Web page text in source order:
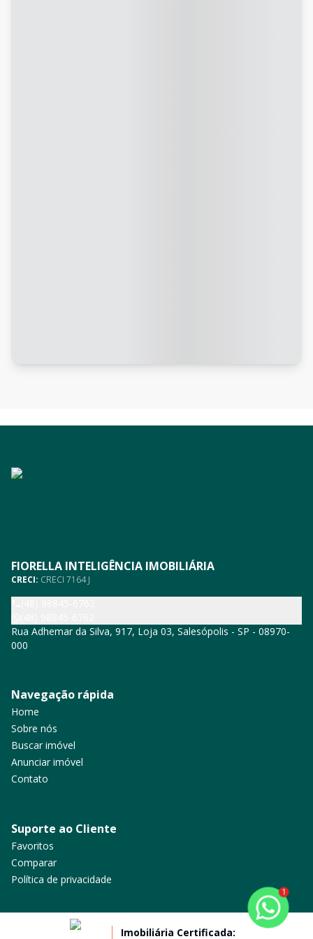
FIORELLA INTELIGÊNCIA IMOBILIÁRIA
CRECI: CRECI 7164 J
Rua Adhemar da Silva, 917, Loja 03, Salesópolis - SP - 08970-
000
Navegação rápida
Home
Sobre nós
Buscar imóvel
Anunciar imóvel
Contato
Suporte ao Cliente
Favoritos
Comparar
Política de privacidade
Imobiliária Certificada:
1